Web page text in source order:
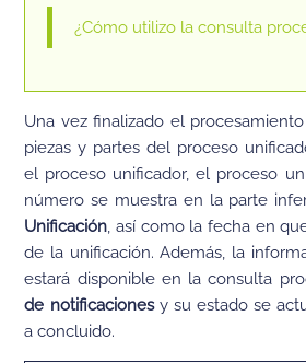
¿Cómo utilizo la consulta
Una vez finalizado el
piezas y partes del proceso
el proceso unificador, el proceso
número se muestra en la parte
Unificación, así como la fecha en
de la unificación. Además, la
estará disponible en la consulta
de notificacionesy su estado se
a concluido.